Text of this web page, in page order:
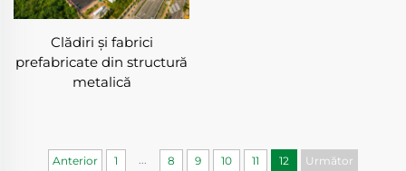
Clădiri și fabrici
prefabricate din structură
metalică
Anterior 1 8 9 10 11 12 Următor